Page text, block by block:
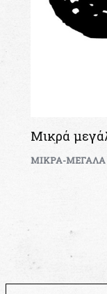
Μικρά
ΜΙΚΡΑ-ΜΕΓΑΛΑ